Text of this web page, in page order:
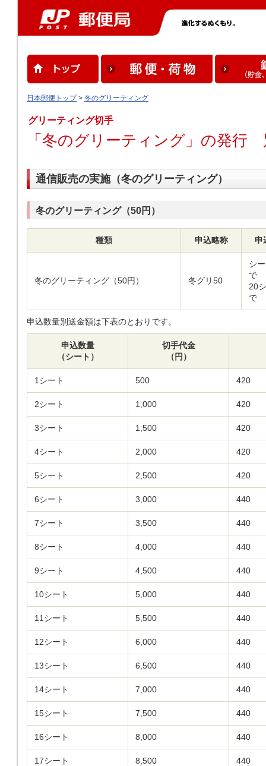
日本郵便トップ> 冬のグリーティング
グリーティング切手
「冬のグリーティング」の発
通信販売の実施（冬のグリーティング）
冬のグリーティング（50円）
種類 申込略称 申
冬のグリーティング（50円） 冬グリ50
シ
で
20
で
申込数量別送金額は下表のとおりです。
申込数量
（シート）
切手代金
（円）
1シート 500 420
2シート 1,000 420
3シート 1,500 420
4シート 2,000 420
5シート 2,500 420
6シート 3,000 440
7シート 3,500 440
8シート 4,000 440
9シート 4,500 440
10シート 5,000 440
11シート 5,500 440
12シート 6,000 440
13シート 6,500 440
14シート 7,000 440
15シート 7,500 440
16シート 8,000 440
17シート 8,500 440